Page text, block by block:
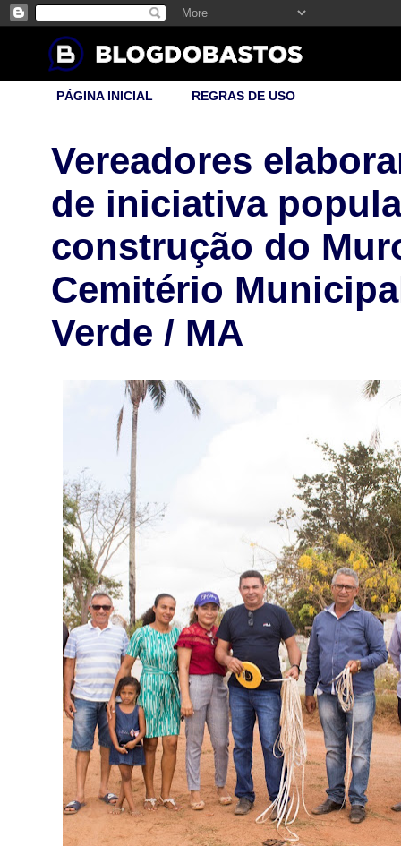
PÁGINA INICIAL REGRAS DE USO
Vereadores
de iniciativa
construção do
Cemitério
Verde / MA